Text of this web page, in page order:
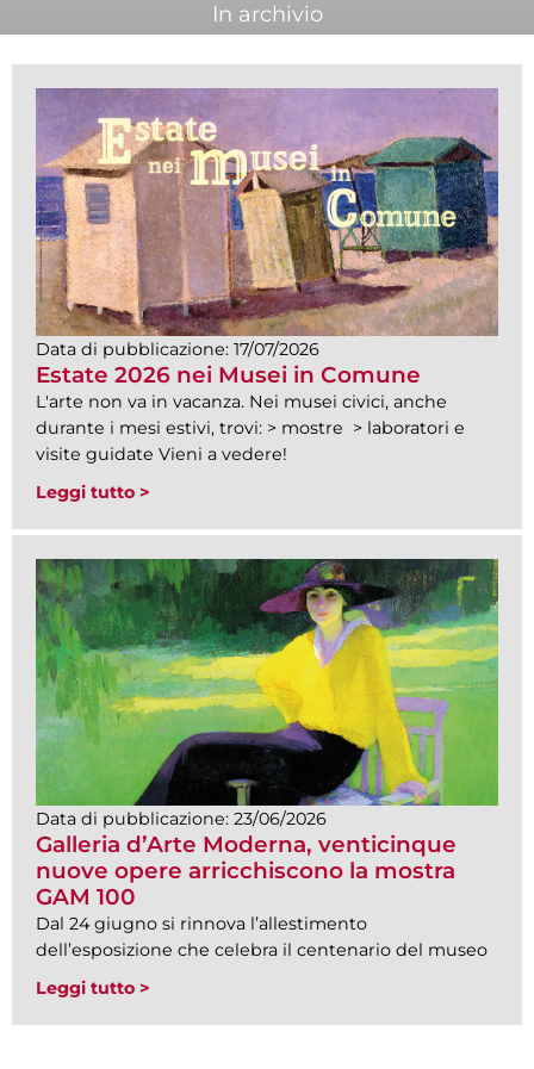
In archivio
Data di pubblicazione: 17/07/2026
Estate 2026 nei Musei in Comune
L'arte non va in vacanza. Nei musei civici, anche
durante i mesi estivi, trovi: > mostre > laboratori e
visite guidate Vieni a vedere!
Leggi tutto >
Data di pubblicazione: 23/06/2026
Galleria d’Arte Moderna, venticinque
nuove opere arricchiscono la mostra
GAM 100
Dal 24 giugno si rinnova l’allestimento
dell’esposizione che celebra il centenario del museo
Leggi tutto >